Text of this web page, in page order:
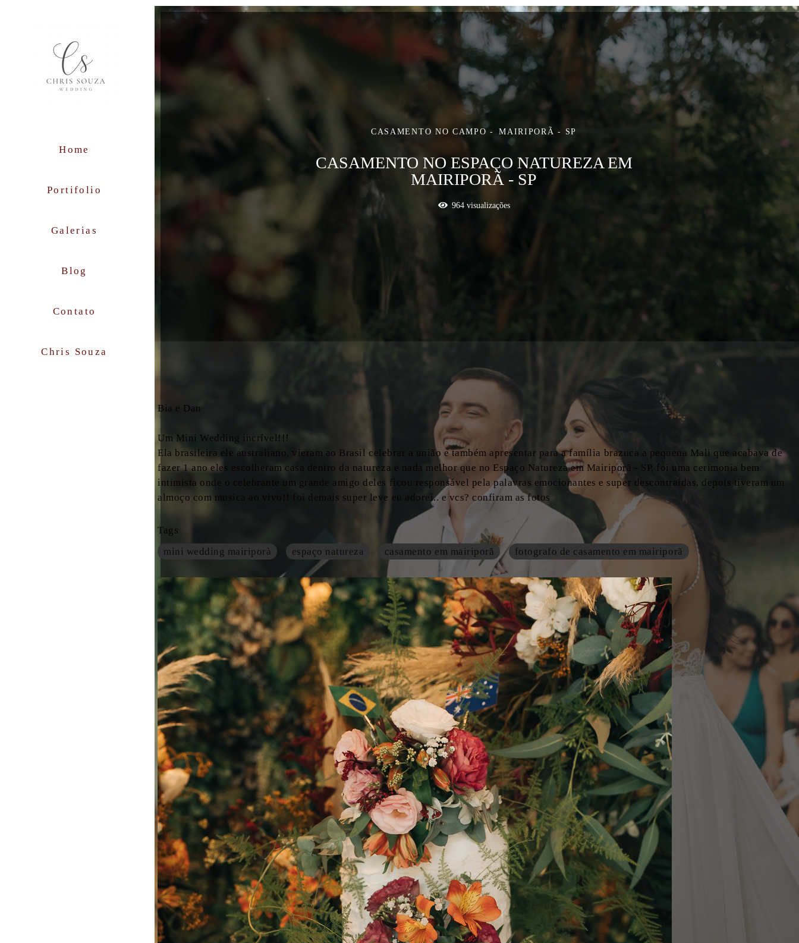
Home
Portifolio
Galerias
Blog
Contato
Chris Souza
CASAMENTO NO CAMPO MAIRIPORÃ - SP
CASAMENTO NO ESPAÇO NATUREZA EM
MAIRIPORÃ - SP
964visualizações
Bia e Dan
Um Mini Wedding incrível!!!
Ela brasileira ele australiano, vieram ao Brasil celebrar a união e também apresentar para a família brazuca a pequena Mali que acabava de
fazer 1 ano eles escolheram casa dentro da natureza e nada melhor que no Espaço Natureza em Mairiporã - SP, foi uma cerimonia bem
intimista onde o celebrante um grande amigo deles ficou responsável pela palavras emocionantes e super descontraídas, depois tiveram um
almoço com musica ao vivo!! foi demais super leve eu adorei.. e vcs? confiram as fotos
Tags
mini wedding mairiporà
espaço natureza casamento em mairiporã fotografo de casamento em mairiporã